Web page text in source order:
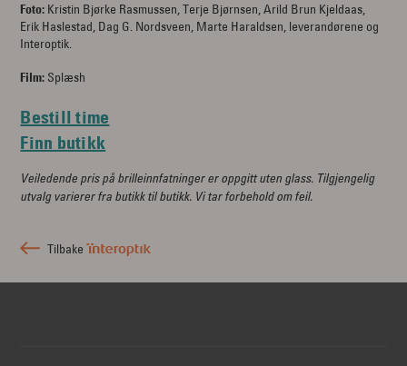
Foto: Kristin Bjørke Rasmussen, Terje Bjørnsen, Arild Brun Kjeldaas,
Erik Haslestad, Dag G. Nordsveen, Marte Haraldsen, leverandørene og
Interoptik.
Film: Splæsh
Bestill time
Finn butikk
Veiledende pris på brilleinnfatninger er oppgitt uten glass. Tilgjengelig
utvalg varierer fra butikk til butikk. Vi tar forbehold om feil.
Tilbake